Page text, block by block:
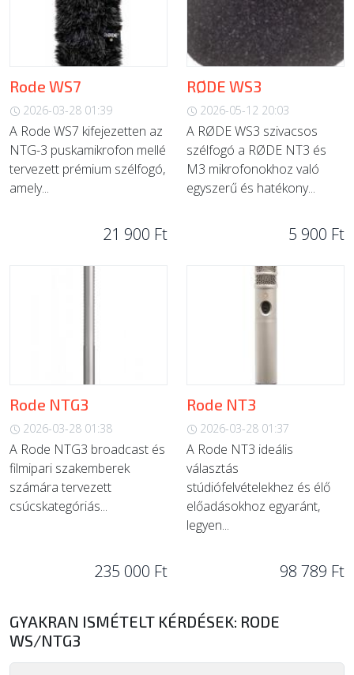
Rode WS7
2026-03-28 01:39
A Rode WS7 kifejezetten az
NTG-3 puskamikrofon mellé
tervezett prémium szélfogó,
amely...
21 900 Ft
RØDE WS3
2026-05-12 20:03
A RØDE WS3 szivacsos
szélfogó a RØDE NT3 és
M3 mikrofonokhoz való
egyszerű és hatékony...
5 900 Ft
Rode NTG3
2026-03-28 01:38
A Rode NTG3 broadcast és
filmipari szakemberek
számára tervezett
csúcskategóriás...
235 000 Ft
Rode NT3
2026-03-28 01:37
A Rode NT3 ideális
választás
stúdiófelvételekhez és élő
előadásokhoz egyaránt,
legyen...
98 789 Ft
GYAKRAN ISMÉTELT KÉRDÉSEK: RODE
WS/NTG3